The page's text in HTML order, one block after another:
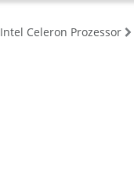
Intel Celeron Prozessor